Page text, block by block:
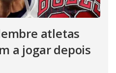
atletas
a jogar depois